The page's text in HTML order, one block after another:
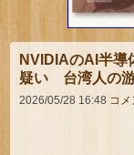
NVIDIAのAI半導
疑い 台湾人の
2026/05/28 16:48 コ